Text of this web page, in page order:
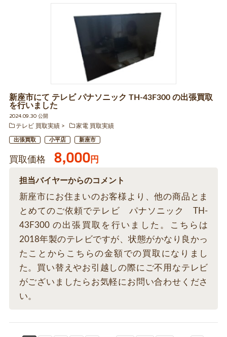
新座市にて テレビ パナソニック TH-43F300 の出張買取
を行いました
2024.09.30 公開
テレビ 買取実績
家電 買取実績
出張買取 小平店 新座市
買取価格 8,000円
担当バイヤーからのコメント
新座市にお住まいのお客様より、他の商品とま
とめてのご依頼でテレビ パナソニック TH-
43F300 の出張買取を行いました。こちらは
2018年製のテレビですが、状態がかなり良かっ
たことからこちらの金額での買取になりまし
た。買い替えやお引越しの際にご不用なテレビ
がございましたらお気軽にお問い合わせくださ
い。